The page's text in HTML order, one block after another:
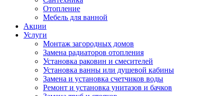
Отопление
Мебель для ванной
Акции
Услуги
Монтаж загородных домов
Замена радиаторов отопления
Установка раковин и смесителей
Установка ванны или душевой кабины
Замена и установка счетчиков воды
Ремонт и установка унитазов и бачков